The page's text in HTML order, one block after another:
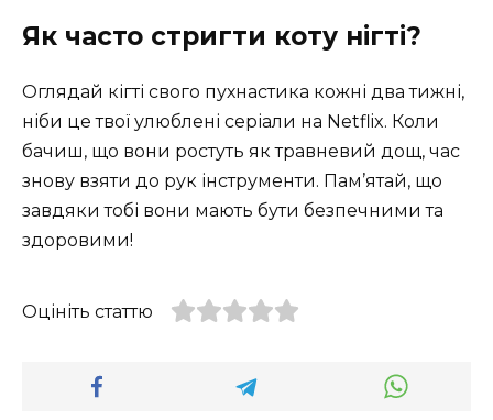
Як часто стригти коту нігті?
Оглядай кігті свого пухнастика кожні два тижні,
ніби це твої улюблені серіали на Netflix. Коли
бачиш, що вони ростуть як травневий дощ, час
знову взяти до рук інструменти. Пам’ятай, що
завдяки тобі вони мають бути безпечними та
здоровими!
Оцініть статтю